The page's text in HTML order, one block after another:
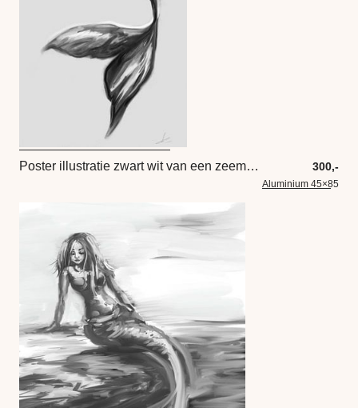
Poster illustratie zwart wit van een zeemeermin. Prachtig kunstwerk van een kleine zeemeermin in gri 300,-
Aluminium 45×85